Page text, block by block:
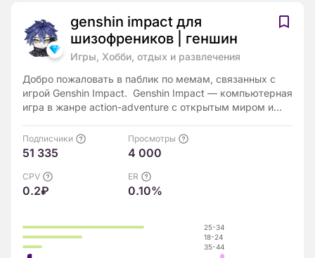
genshin impact для
шизофреников | геншин
Игры, Хобби, отдых и развлечения
Добро пожаловать в паблик по мемам, связанных с
игрой Genshin Impact. Genshin Impact — компьютерная
игра в жанре action-adventure с открытым миром и
miHoYo Limited
25-34
18-24
35-44
Подписчики
51 335
Просмотры
4 000
CPV
0.2₽
ER
0.10%